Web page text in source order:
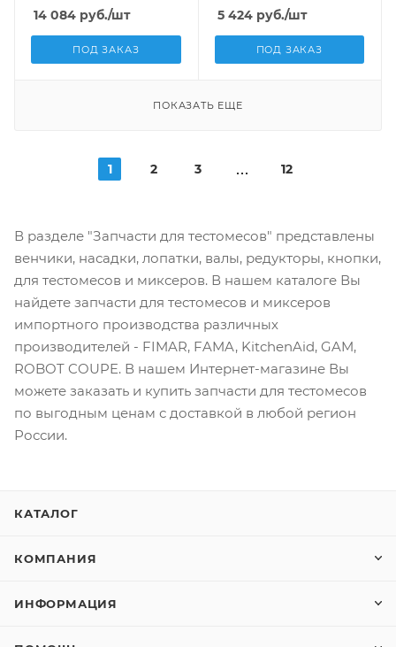
14 084 руб./шт
ПОД ЗАКАЗ
5 424руб./шт
ПОД ЗАКАЗ
ПОКАЗАТЬ ЕЩЕ
1 2 3 12
В разделе "Запчасти для тестомесов" представлены
венчики, насадки, лопатки, валы, редукторы, кнопки,
для тестомесов и миксеров. В нашем каталоге Вы
найдете запчасти для тестомесов и миксеров
импортного производства различных
производителей - FIMAR, FAMA, KitchenAid, GAM,
ROBOT COUPE. В нашем Интернет-магазине Вы
можете заказать и купить запчасти для тестомесов
по выгодным ценам с доставкой в любой регион
России.
КАТАЛОГ
КОМПАНИЯ
ИНФОРМАЦИЯ